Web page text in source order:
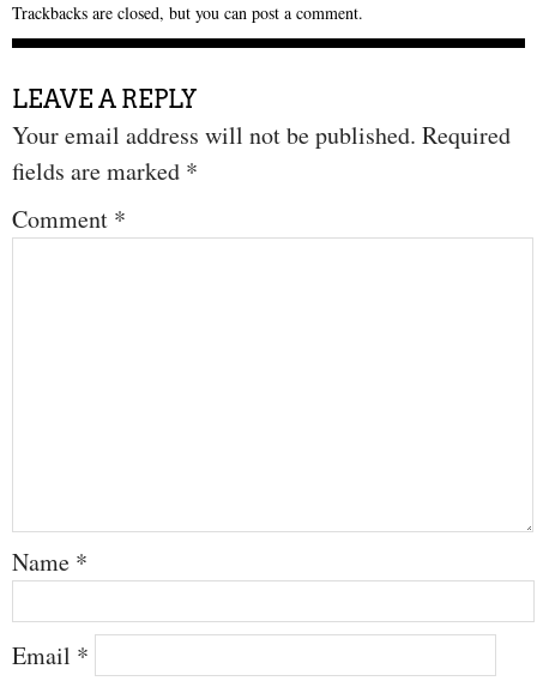
Trackbacks are closed, but you can post a comment.
LEAVE A REPLY
Your email address will not be published. Required
fields are marked *
Comment *
Name *
Email *